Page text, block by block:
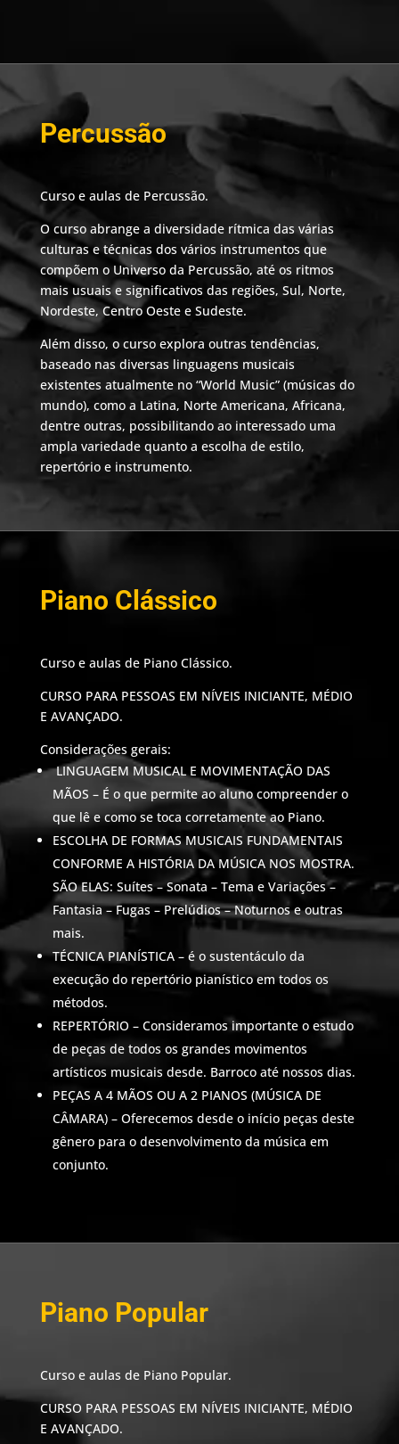
Percussão
Curso e aulas de Percussão.
O curso abrange a diversidade rítmica das várias
culturas e técnicas dos vários instrumentos que
compõem o Universo da Percussão, até os ritmos
mais usuais e significativos das regiões, Sul, Norte,
Nordeste, Centro Oeste e Sudeste.
Além disso, o curso explora outras tendências,
baseado nas diversas linguagens musicais
existentes atualmente no “World Music” (músicas do
mundo), como a Latina, Norte Americana, Africana,
dentre outras, possibilitando ao interessado uma
ampla variedade quanto a escolha de estilo,
repertório e instrumento.
Piano Clássico
Curso e aulas de Piano Clássico.
CURSO PARA PESSOAS EM NÍVEIS INICIANTE, MÉDIO
E AVANÇADO.
Considerações gerais:
LINGUAGEM MUSICAL E MOVIMENTAÇÃO DAS
MÃOS – É o que permite ao aluno compreender o
que lê e como se toca corretamente ao Piano.
ESCOLHA DE FORMAS MUSICAIS FUNDAMENTAIS
CONFORME A HISTÓRIA DA MÚSICA NOS MOSTRA.
SÃO ELAS: Suítes – Sonata – Tema e Variações –
Fantasia – Fugas – Prelúdios – Noturnos e outras
mais.
TÉCNICA PIANÍSTICA – é o sustentáculo da
execução do repertório pianístico em todos os
métodos.
REPERTÓRIO – Consideramos importante o estudo
de peças de todos os grandes movimentos
artísticos musicais desde. Barroco até nossos dias.
PEÇAS A 4 MÃOS OU A 2 PIANOS (MÚSICA DE
CÂMARA) – Oferecemos desde o início peças deste
gênero para o desenvolvimento da música em
conjunto.
Piano Popular
Curso e aulas de Piano Popular.
CURSO PARA PESSOAS EM NÍVEIS INICIANTE, MÉDIO
E AVANÇADO.